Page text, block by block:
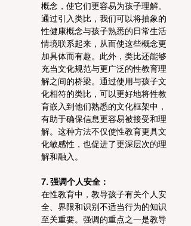
概念，使它们更容易为孩子理解。
通过引入类比，我们可以将抽象的
性健康概念与孩子熟悉的日常生活
情境联系起来，从而使这些概念更
加具体而有趣。此外，类比还能够
充当文化规范与更广泛的性教育理
解之间的桥梁。通过使用与孩子文
化相符的类比，可以更好地将性教
育嵌入到他们熟悉的文化框架中，
有助于确保信息更容易被接受和理
解。这种方法不仅使性教育更具文
化敏感性，也促进了更深层次的理
解和融入。
7. 强调个人安全：
在性教育中，教导孩子有关个人安
全、界限和识别不适当行为的知识
至关重要。强调的重点之一是教导